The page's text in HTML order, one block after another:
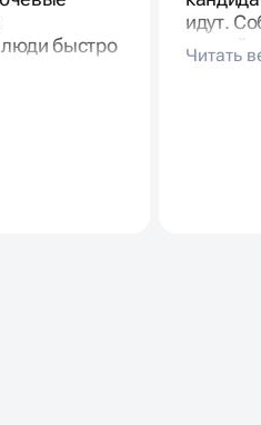
быстро
месяцев
идут.
Почти